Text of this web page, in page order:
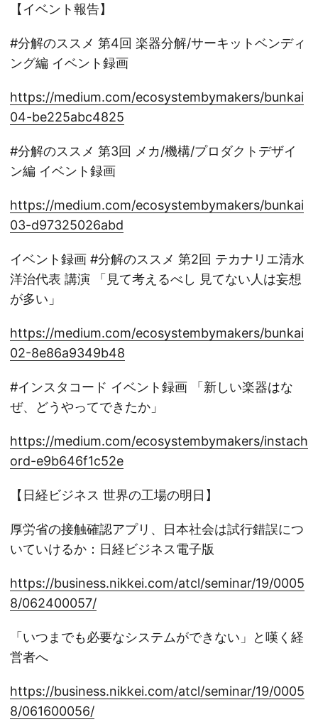
【イベント報告】
#分解のススメ 第4回 楽器分解/サーキットベンディ
ング編 イベント録画
https://medium.com/ecosystembymakers/bunkai
04-be225abc4825
#分解のススメ 第3回 メカ/機構/プロダクトデザイ
ン編 イベント録画
https://medium.com/ecosystembymakers/bunkai
03-d97325026abd
イベント録画 #分解のススメ 第2回 テカナリエ清水
洋治代表 講演 「見て考えるべし 見てない人は妄想
が多い」
https://medium.com/ecosystembymakers/bunkai
02-8e86a9349b48
#インスタコード イベント録画 「新しい楽器はな
ぜ、どうやってできたか」
https://medium.com/ecosystembymakers/instach
ord-e9b646f1c52e
【日経ビジネス 世界の工場の明日】
厚労省の接触確認アプリ、日本社会は試行錯誤につ
いていけるか：日経ビジネス電子版
https://business.nikkei.com/atcl/seminar/19/0005
8/062400057/
「いつまでも必要なシステムができない」と嘆く経
営者へ
https://business.nikkei.com/atcl/seminar/19/0005
8/061600056/